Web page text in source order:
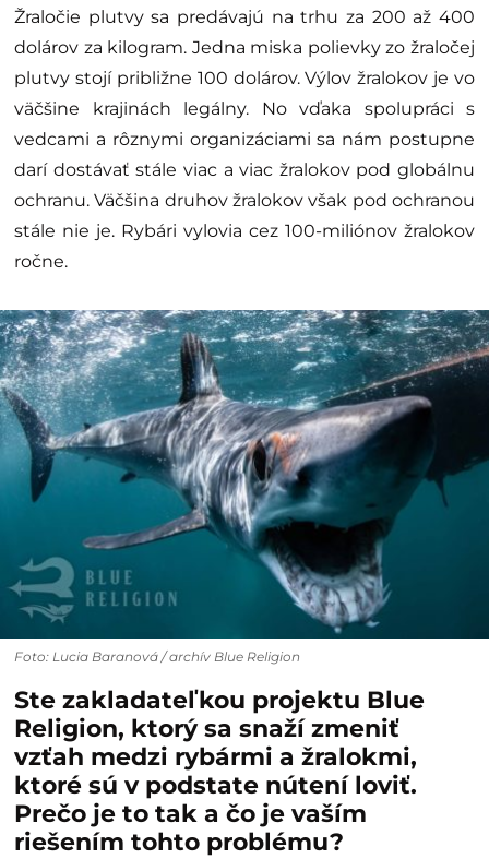
Žraločie plutvy sa predávajú na trhu za 200 až 400
dolárov za kilogram. Jedna miska polievky zo žraločej
plutvy stojí približne 100 dolárov. Výlov žralokov je vo
väčšine krajinách legálny. No vďaka spolupráci s
vedcami a rôznymi organizáciami sa nám postupne
darí dostávať stále viac a viac žralokov pod globálnu
ochranu. Väčšina druhov žralokov však pod ochranou
stále nie je. Rybári vylovia cez 100-miliónov žralokov
ročne.
Foto: Lucia Baranová / archív Blue Religion
Ste zakladateľkou projektu Blue
Religion, ktorý sa snaží zmeniť
vzťah medzi rybármi a žralokmi,
ktoré sú v podstate nútení loviť.
Prečo je to tak a čo je vaším
riešením tohto problému?